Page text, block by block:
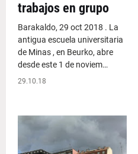
trabajos en grupo
Barakaldo, 29 oct 2018 . La
antigua escuela universitaria
de Minas , en Beurko, abre
desde este 1 de noviem…
29.10.18